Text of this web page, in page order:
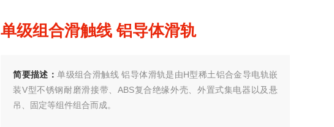
单级组合滑触线 铝导体滑轨
简要描述：单级组合滑触线 铝导体滑轨是由H型稀土铝合金导电轨嵌
装V型不锈钢耐磨滑接带、ABS复合绝缘外壳、外置式集电器以及悬
吊、固定等组件组合而成。